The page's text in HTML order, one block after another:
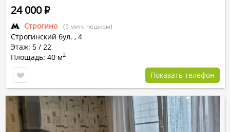
Строгино (5 мин. пешком)
Строгинский бул. , 4
Этаж: 5 / 22
Площадь: 40 м2
24 000Р
Показать телефон